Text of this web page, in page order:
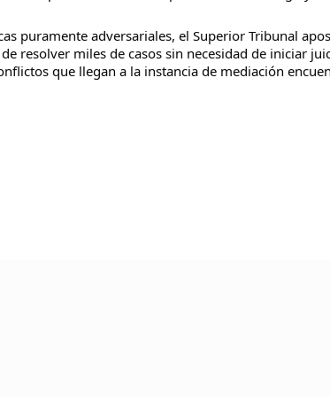
puramente adversariales, el Superior Tribunal
resolver miles de casos sin necesidad de iniciar
que llegan a la instancia de mediación